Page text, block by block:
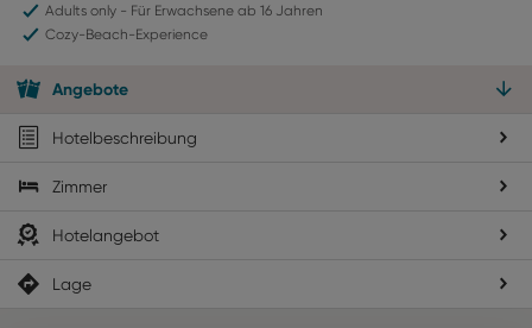
Adults only - Für Erwachsene ab 16 Jahren
Cozy-Beach-Experience
Angebote
Hotelbeschreibung
Zimmer
Hotelangebot
Lage